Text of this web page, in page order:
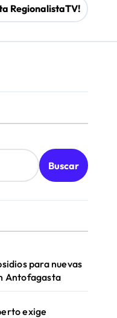
RegionalistaTV!
Buscar
para nuevas
Antofagasta
exige